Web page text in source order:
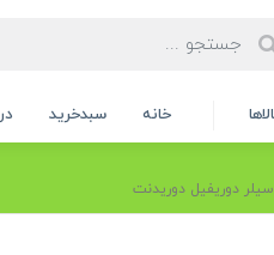
خانه سبدخرید
سیلر دوریفیل دوریدنت